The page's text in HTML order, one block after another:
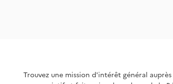
Trouvez une mission d'intérêt général